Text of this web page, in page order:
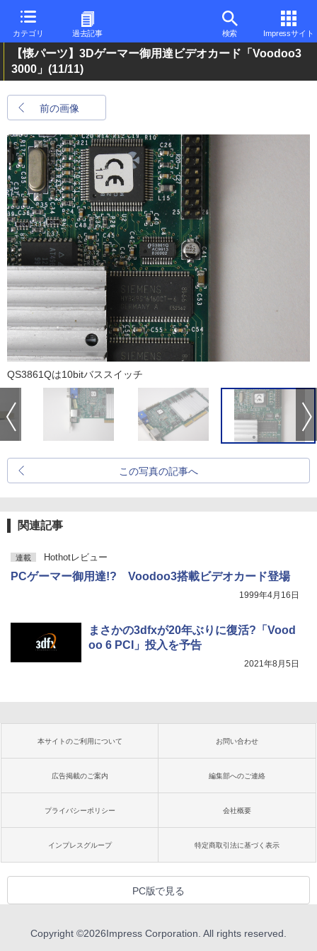
カテゴリ 過去記事 検索 Impressサイト
【懐パーツ】3Dゲーマー御用達ビデオカード「Voodoo3
3000」 (11/11)
前の画像
QS3861Qは10bitバススイッチ
この写真の記事へ
関連記事
連載 Hothotレビュー
PCゲーマー御用達!? Voodoo3搭載ビデオカード登場
1999年4月16日
まさかの3dfxが20年ぶりに復活?「Vood
oo 6 PCI」投入を予告
2021年8月5日
本サイトのご利用について お問い合わせ
広告掲載のご案内 編集部へのご連絡
プライバシーポリシー 会社概要
インプレスグループ 特定商取引法に基づく表示
PC版で見る
Copyright ©2026Impress Corporation. All rights reserved.